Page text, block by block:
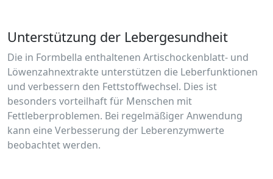
Unterstützung der Lebergesundheit
Die in Formbella enthaltenen Artischockenblatt- und
Löwenzahnextrakte unterstützen die Leberfunktionen
und verbessern den Fettstoffwechsel. Dies ist
besonders vorteilhaft für Menschen mit
Fettleberproblemen. Bei regelmäßiger Anwendung
kann eine Verbesserung der Leberenzymwerte
beobachtet werden.